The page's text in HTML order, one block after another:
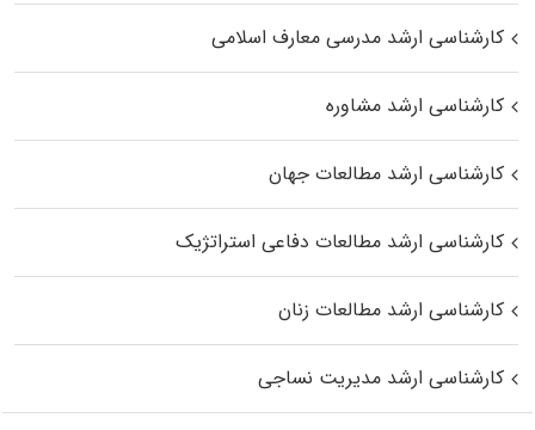
کارشناسی ارشد مدرسی معارف اسلامی
کارشناسی ارشد مشاوره
کارشناسی ارشد مطالعات جهان
کارشناسی ارشد مطالعات دفاعی استراتژیک
کارشناسی ارشد مطالعات زنان
کارشناسی ارشد مدیریت نساجی